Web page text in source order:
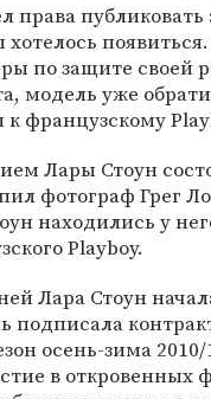
права
по защите своей
модель уже
к французскому
Лары Стоун
фотограф Грег
находились у
Playboy.
Лара Стоун
подписала
осень-зима
в откровенных